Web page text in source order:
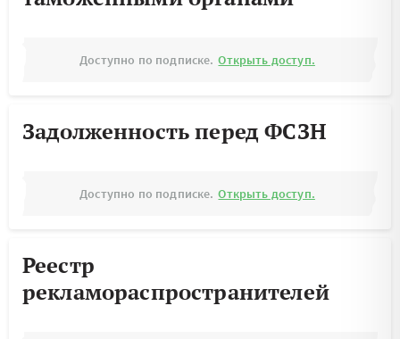
Доступно по подписке. Открыть доступ.
Задолженность перед ФСЗН
Доступно по подписке. Открыть доступ.
Реестр
рекламораспространителей